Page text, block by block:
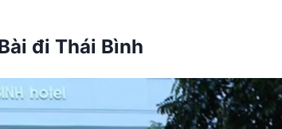
đi Thái Bình